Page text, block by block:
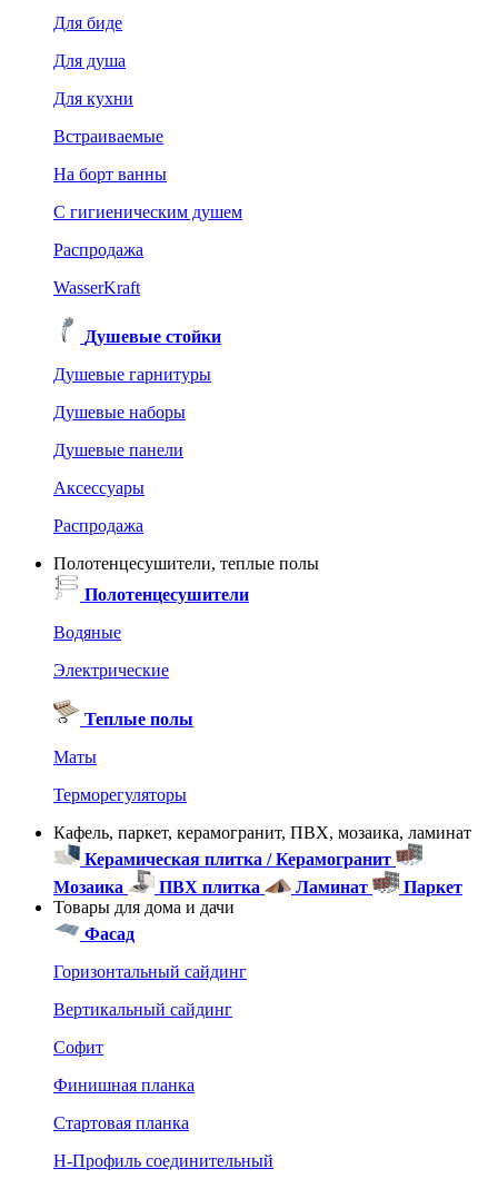
Для биде
Для душа
Для кухни
Встраиваемые
На борт ванны
C гигиеническим душем
Распродажа
WasserKraft
Душевые стойки
Душевые гарнитуры
Душевые наборы
Душевые панели
Аксессуары
Распродажа
Полотенцесушители, теплые полы
Полотенцесушители
Водяные
Электрические
Теплые полы
Маты
Терморегуляторы
Кафель, паркет, керамогранит, ПВХ, мозаика, ламинат
Керамическая плитка / Керамогранит
Мозаика
ПВХ плитка Ламинат
Паркет
Товары для дома и дачи
Фасад
Горизонтальный сайдинг
Вертикальный сайдинг
Софит
Финишная планка
Стартовая планка
Н-Профиль соединительный